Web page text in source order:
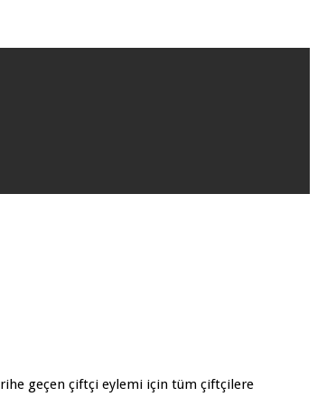
geçen çiftçi eylemi için tüm çiftçilere